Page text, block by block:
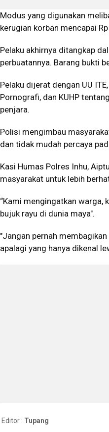
Modus yang digunakan
kerugian korban mencapai
Pelaku akhirnya ditangkap
perbuatannya. Barang bukti
Pelaku dijerat dengan UU ITE,
Pornografi, dan KUHP
penjara.
Polisi mengimbau
dan tidak mudah percaya
Kasi Humas Polres Inhu,
masyarakat untuk lebih
“Kami mengingatkan warga,
bujuk rayu di dunia maya".
"Jangan pernah
apalagi yang hanya dikenal
Editor : Tupang